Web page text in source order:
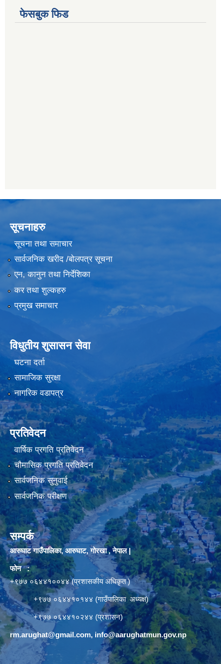
फेसबुक फिड
सूचनाहरु
सूचना तथा समाचार
सार्वजनिक खरीद /बोलपत्र सूचना
एन, कानुन तथा निर्देशिका
कर तथा शुल्कहरु
प्रमुख समाचार
विधुतीय शुसासन सेवा
घटना दर्ता
सामाजिक सुरक्षा
नागरिक वडापत्र
प्रतिवेदन
वार्षिक प्रगति प्रतिवेदन
चौमासिक प्रगति प्रतिवेदन
सार्वजनिक सुनुवाई
सार्वजनिक परीक्षण
सम्पर्क
आरुघाट गाउँपालिका, आरुघाट, गोरखा , नेपाल |
फोन :
+९७७ ०६४४१००४४ (प्रशासकीय अधिकृत )
+९७७ ०६४४१०१४४ (गाउँपालिका अध्यक्ष)
+९७७ ०६४४१०२४४ (प्रशासन)
rm.arughat@gmail.com, info@aarughatmun.gov.np